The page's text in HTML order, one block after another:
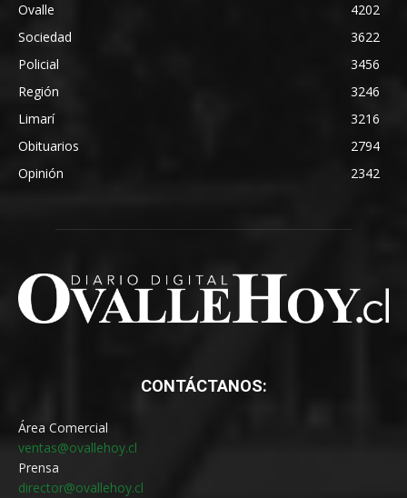
Ovalle
4202
Sociedad
3622
Policial
3456
Región
3246
Limarí
3216
Obituarios
2794
Opinión
2342
CONTÁCTANOS:
Área Comercial
ventas@ovallehoy.cl
Prensa
director@ovallehoy.cl